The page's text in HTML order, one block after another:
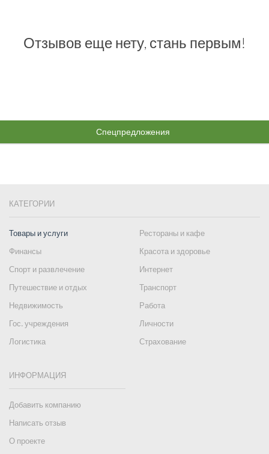
Отзывов еще нету, стань первым!
Спецпредложения
КАТЕГОРИИ
Товары и услуги
Рестораны и кафе
Финансы
Красота и здоровье
Спорт и развлечение
Интернет
Путешествие и отдых
Транспорт
Недвижимость
Работа
Гос. учреждения
Личности
Логистика
Страхование
ИНФОРМАЦИЯ
Добавить компанию
Написать отзыв
О проекте